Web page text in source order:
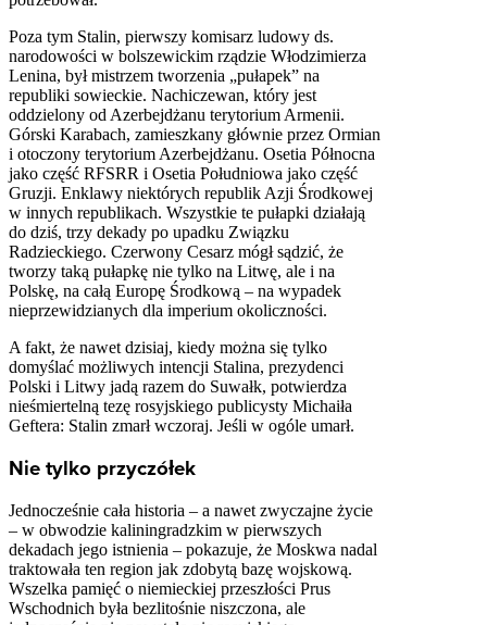
Poza tym Stalin, pierwszy komisarz ludowy ds.
narodowości w bolszewickim rządzie Włodzimierza
Lenina, był mistrzem tworzenia „pułapek” na
republiki sowieckie. Nachiczewan, który jest
oddzielony od Azerbejdżanu terytorium Armenii.
Górski Karabach, zamieszkany głównie przez Ormian
i otoczony terytorium Azerbejdżanu. Osetia Północna
jako część RFSRR i Osetia Południowa jako część
Gruzji. Enklawy niektórych republik Azji Środkowej
w innych republikach. Wszystkie te pułapki działają
do dziś, trzy dekady po upadku Związku
Radzieckiego. Czerwony Cesarz mógł sądzić, że
tworzy taką pułapkę nie tylko na Litwę, ale i na
Polskę, na całą Europę Środkową – na wypadek
nieprzewidzianych dla imperium okoliczności.
A fakt, że nawet dzisiaj, kiedy można się tylko
domyślać możliwych intencji Stalina, prezydenci
Polski i Litwy jadą razem do Suwałk, potwierdza
nieśmiertelną tezę rosyjskiego publicysty Michaiła
Geftera: Stalin zmarł wczoraj. Jeśli w ogóle umarł.
Nie tylko przyczółek
Jednocześnie cała historia – a nawet zwyczajne życie
– w obwodzie kaliningradzkim w pierwszych
dekadach jego istnienia – pokazuje, że Moskwa nadal
traktowała ten region jak zdobytą bazę wojskową.
Wszelka pamięć o niemieckiej przeszłości Prus
Wschodnich była bezlitośnie niszczona, ale